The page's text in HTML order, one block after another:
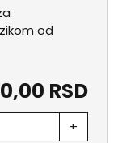
od
RSD
+